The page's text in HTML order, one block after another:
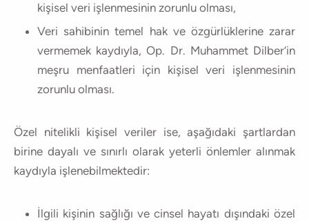
kişisel veri işlenmesinin zorunlu olması,
Veri sahibinin temel hak ve özgürlüklerine zarar
vermemek kaydıyla, Op. Dr. Muhammet Dilber’in
meşru menfaatleri için kişisel veri işlenmesinin
zorunlu olması.
Özel nitelikli kişisel veriler ise, aşağıdaki şartlardan
birine dayalı ve sınırlı olarak yeterli önlemler alınmak
kaydıyla işlenebilmektedir:
İlgili kişinin sağlığı ve cinsel hayatı dışındaki özel